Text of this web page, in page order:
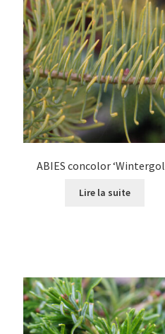
ABIES concolor
Lire la suite